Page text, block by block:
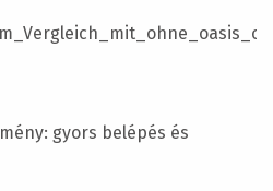
gyors belépés és